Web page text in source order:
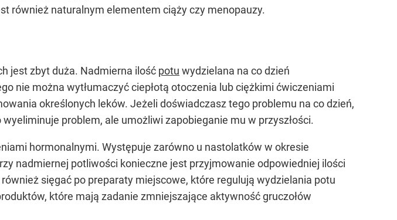
również naturalnym elementem ciąży czy menopauzy.
jest zbyt duża. Nadmierna ilość potu wydzielana na co dzień
nie można wytłumaczyć ciepłotą otoczenia lub ciężkimi ćwiczeniami
określonych leków. Jeżeli doświadczasz tego problemu na co dzień,
problem, ale umożliwi zapobieganie mu w przyszłości.
hormonalnymi. Występuje zarówno u nastolatków w okresie
nadmiernej potliwości konieczne jest przyjmowanie odpowiedniej ilości
również sięgać po preparaty miejscowe, które regulują wydzielania potu
które mają zadanie zmniejszające aktywność gruczołów